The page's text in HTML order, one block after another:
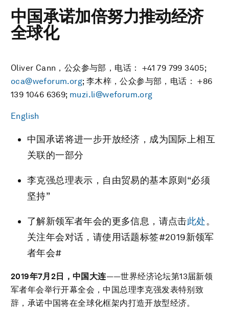
中国承诺加倍努力推动经济
全球化
Oliver Cann，公众参与部，电话： +41 79 799 3405;
oca@weforum.org; 李木梓，公众参与部，电话： +86
139 1046 6369; muzi.li@weforum.org
English
中国承诺将进一步开放经济，成为国际上相互
关联的一部分
李克强总理表示，自由贸易的基本原则“必须
坚持”
了解新领军者年会的更多信息，请点击此处。
关注年会对话，请使用话题标签#2019新领军
者年会#
2019年7月 2日 ，中国大连——世界经济论坛第13届新领
军者年会举行开幕全会，中国总理李克强发表特别致
辞，承诺中国将在全球化框架内打造开放型经济。